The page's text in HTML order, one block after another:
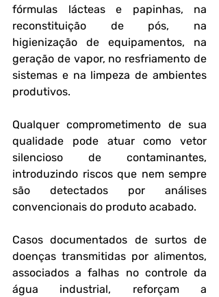
fórmulas lácteas e papinhas, na
reconstituição de pós, na
higienização de equipamentos, na
geração de vapor, no resfriamento de
sistemas e na limpeza de ambientes
produtivos.
Qualquer comprometimento de sua
qualidade pode atuar como vetor
silencioso de contaminantes,
introduzindo riscos que nem sempre
são detectados por análises
convencionais do produto acabado.
Casos documentados de surtos de
doenças transmitidas por alimentos,
associados a falhas no controle da
água industrial, reforçam a